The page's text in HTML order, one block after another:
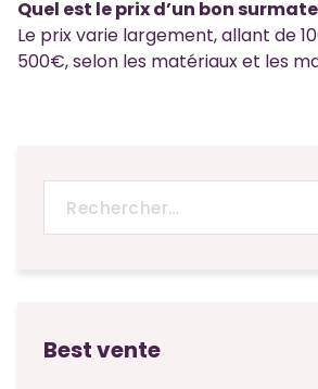
Quel est le prix d’un bon
Le prix varie largement, allant de
500€, selon les matériaux et les
pour :
Best vente